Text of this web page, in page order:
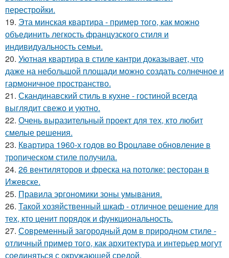
перестройки.
19. Эта минская квартира - пример того, как можно
объединить легкость французского стиля и
индивидуальность семьи.
20. Уютная квартира в стиле кантри доказывает, что
даже на небольшой площади можно создать солнечное и
гармоничное пространство.
21. Скандинавский стиль в кухне - гостиной всегда
выглядит свежо и уютно.
22. Очень выразительный проект для тех, кто любит
смелые решения.
23. Квартира 1960-х годов во Вроцлаве обновление в
тропическом стиле получила.
24. 26 вентиляторов и фреска на потолке: ресторан в
Ижевске.
25. Правила эргономики зоны умывания.
26. Такой хозяйственный шкаф - отличное решение для
тех, кто ценит порядок и функциональность.
27. Современный загородный дом в природном стиле -
отличный пример того, как архитектура и интерьер могут
соединяться с окружающей средой.